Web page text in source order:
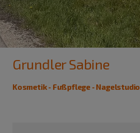
Grundler Sabine
Kosmetik - Fußpflege - Nagelstudio